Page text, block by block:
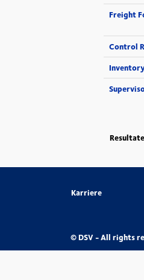
Freight
Control
Karriere
© DSV - All rights